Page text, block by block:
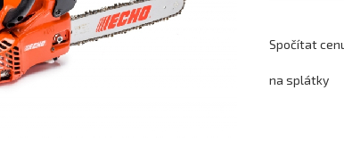
Spočítat
na splátky